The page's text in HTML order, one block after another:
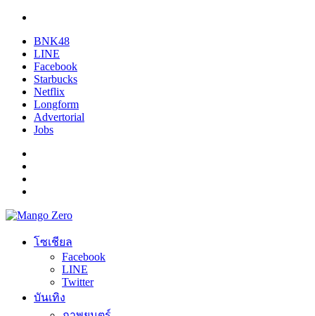
BNK48
LINE
Facebook
Starbucks
Netflix
Longform
Advertorial
Jobs
โซเชียล
Facebook
LINE
Twitter
บันเทิง